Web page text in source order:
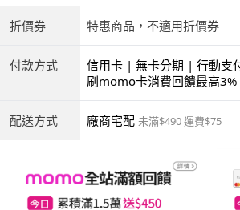
折價券 特惠商品，不適用折價券
付款方式
信用卡 | 無卡分期 | 行動支
ATM | 銀聯卡
刷momo卡消費回饋最高3%
配送方式 廠商宅配 未滿$490 運費$75